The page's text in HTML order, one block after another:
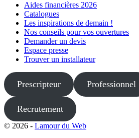
Aides financières 2026
Catalogues
Les inspirations de demain !
Nos conseils pour vos ouvertures
Demander un devis
Espace presse
Trouver un installateur
Prescripteur Professionnel
Recrutement
© 2026 - Lamour du Web